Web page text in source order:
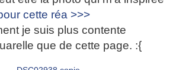
cette réa >>>
je suis plus contente
que de cette page. :{